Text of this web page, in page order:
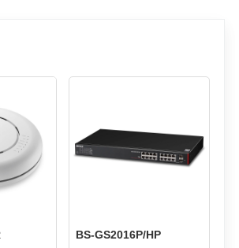
BS-GS2016P/HP